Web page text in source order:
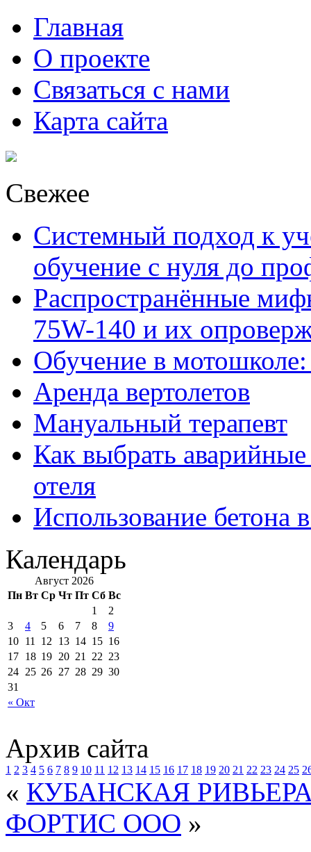
Главная
О проекте
Связаться с нами
Карта сайта
Свежее
Системный подход к
обучение с нуля до
Распространённые
75W-140 и их
Обучение в
Аренда вертолетов
Мануальный терапевт
Как выбрать
отеля
Использование бетона
Календарь
Август 2026
Пн Вт Ср Чт Пт Сб Вс
« Окт
1
2
3
4 5 6 7 8
9
10 11 12 13 14 15 16
17 18 19 20 21 22 23
24 25 26 27 28 29 30
31
Архив сайта
1 2 3 4 5 6 7 8 9 10 11 12 13 14 15 16 17 18 19 20 21 22 23 24 25
« КУБАНСКАЯ
ФОРТИС ООО »